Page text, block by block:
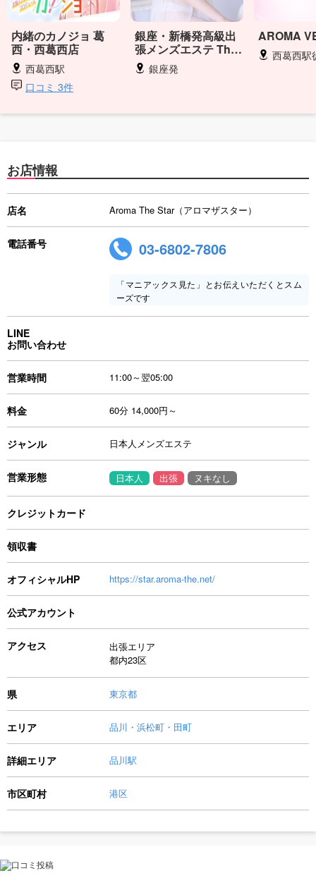
内緒のカノジョ 葛
西・西葛西店
西葛西駅
口コミ 3件
銀座・新橋発高級出
張メンズエステ The
Aroma
銀座発
AROMA
西葛西駅
お店情報
店名 Aroma The Star（アロマザスター）
電話番号 03-6802-7806
「マニアックス見た」とお伝えいただくとスム
ーズです
LINE
お問い合わせ
営業時間 11:00～翌05:00
料金 60分 14,000円～
ジャンル 日本人メンズエステ
営業形態 日本人 出張 ヌキなし
クレジットカード
領収書
オフィシャルHP https://star.aroma-the.net/
公式アカウント
アクセス
出張エリア
都内23区
県 東京都
エリア 品川・浜松町・田町
詳細エリア 品川駅
市区町村 港区